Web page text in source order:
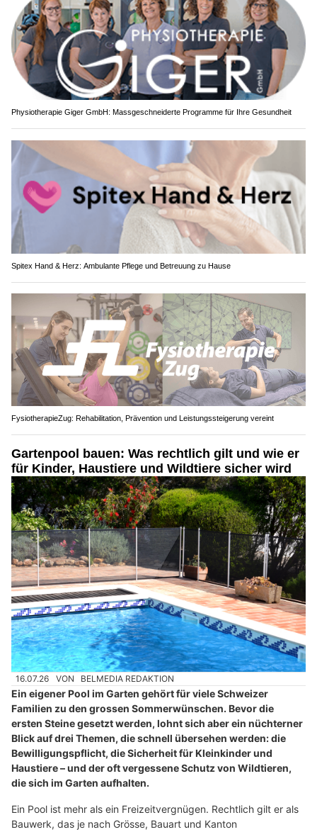
Physiotherapie Giger GmbH: Massgeschneiderte Programme für Ihre Gesundheit
Spitex Hand & Herz: Ambulante Pflege und Betreuung zu Hause
FysiotherapieZug: Rehabilitation, Prävention und Leistungssteigerung vereint
Gartenpool bauen: Was rechtlich gilt und wie er
für Kinder, Haustiere und Wildtiere sicher wird
16.07.26 VON BELMEDIA REDAKTION
Ein eigener Pool im Garten gehört für viele Schweizer
Familien zu den grossen Sommerwünschen. Bevor die
ersten Steine gesetzt werden, lohnt sich aber ein nüchterner
Blick auf drei Themen, die schnell übersehen werden: die
Bewilligungspflicht, die Sicherheit für Kleinkinder und
Haustiere – und der oft vergessene Schutz von Wildtieren,
die sich im Garten aufhalten.
Ein Pool ist mehr als ein Freizeitvergnügen. Rechtlich gilt er als
Bauwerk, das je nach Grösse, Bauart und Kanton